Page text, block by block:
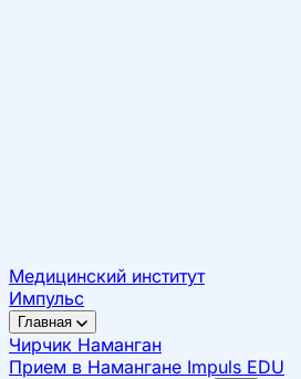
Медицинский институт
Импульс
Главная
Чирчик Наманган
Прием в Намангане Impuls EDU